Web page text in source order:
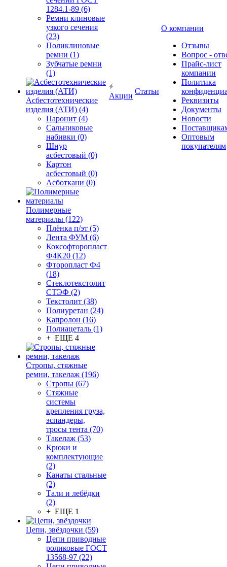
1284.1-89 (6)
Ремни клиновые
узкого сечения
(23)
Поликлиновые
ремни (1)
Зубчатые ремни
(1)
Асбестотехнические
изделия (АТИ) (4)
Паронит (4)
Сальниковые
набивки (0)
Шнур
асбестовый (0)
Картон
асбестовый (0)
Асботкани (0)
Полимерные
материалы (122)
Плёнка п/эт (5)
Лента ФУМ (6)
Коксофторопласт
Ф4К20 (12)
Фторопласт Ф4
(18)
Стеклотекстолит
СТЭФ (2)
Текстолит (38)
Полиуретан (24)
Капролон (16)
Полиацеталь (1)
+ ЕЩЕ 4
Стропы, стяжные
ремни, такелаж (196)
Стропы (67)
Стяжные
системы
крепления груза,
эспандеры,
тросы тента (70)
Такелаж (53)
Крюки и
комплектующие
(2)
Канаты стальные
(2)
Тали и лебёдки
(2)
+ ЕЩЕ 1
Цепи, звёздочки (59)
Цепи приводные
роликовые ГОСТ
13568-97 (22)
Акции
Статьи
О компании
Отзывы
Вопрос -
Прайс-лист
компании
Политика
Реквизиты
Документы
Новости
Оптовым
покупателям